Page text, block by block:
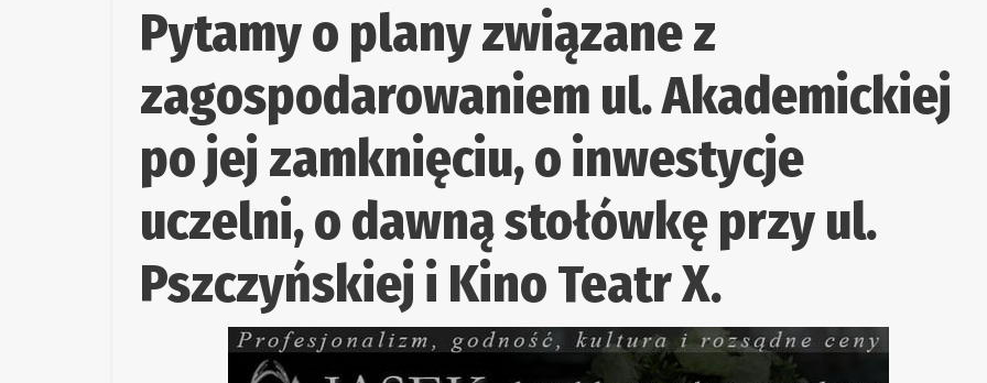
Pytamy o plany związane z
zagospodarowaniem ul. Akademickiej
po jej zamknięciu, o inwestycje
uczelni, o dawną stołówkę przy ul.
Pszczyńskiej i Kino Teatr X.